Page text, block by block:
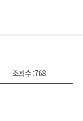
조회수 :768